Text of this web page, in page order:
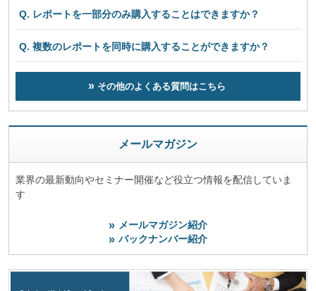
Q. レポートを一部分のみ購入することはできますか？
Q. 複数のレポートを同時に購入することができますか？
その他のよくある質問はこちら
メールマガジン
業界の最新動向やセミナー開催など役立つ情報を配信していま
す
メールマガジン紹介
バックナンバー紹介